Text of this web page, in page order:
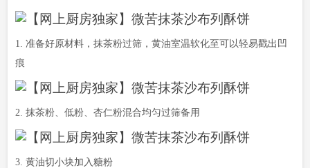
1. 准备好原材料，抹茶粉过筛，黄油室温软化至可以轻易戳出凹
痕
2. 抹茶粉、低粉、杏仁粉混合均匀过筛备用
3. 黄油切小块加入糖粉